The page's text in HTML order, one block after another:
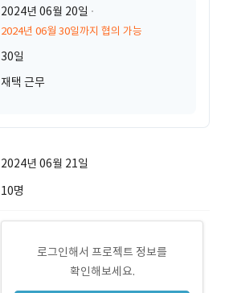
2024년 06월 20일
2024년 06월 30일까지 협의 가능
30일
재택 근무
2024년 06월 21일
10명
로그인해서 프로젝트 정보를
확인해보세요.